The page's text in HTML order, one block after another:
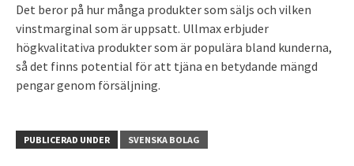
Det beror på hur många produkter som säljs och vilken
vinstmarginal som är uppsatt. Ullmax erbjuder
högkvalitativa produkter som är populära bland kunderna,
så det finns potential för att tjäna en betydande mängd
pengar genom försäljning.
PUBLICERAD UNDER SVENSKA BOLAG